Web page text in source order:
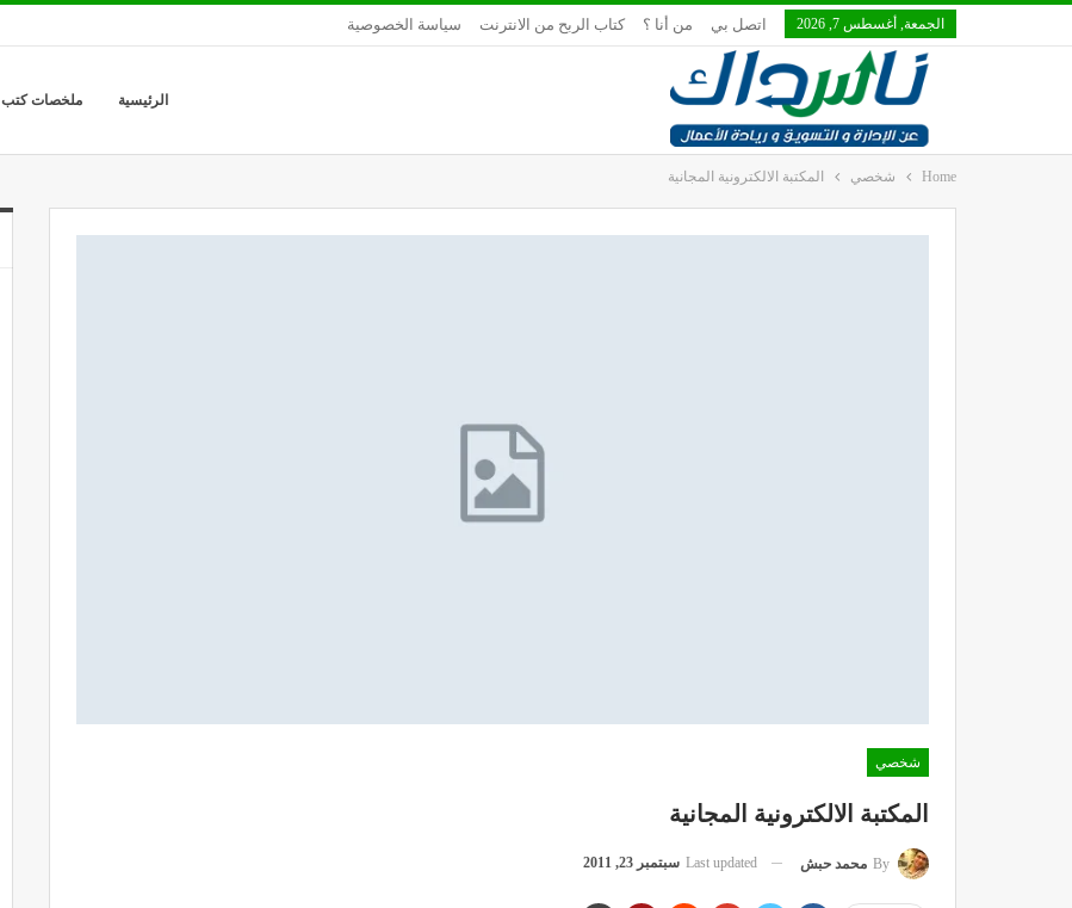
الجمعة, أغسطس 7, 2026 اتصل بي من أنا ؟ كتاب الربح من الانترنت سياسة الخصوصية
الرئيسية ملخصات كتب
Home شخصي المكتبة الالكترونية المجانية
شخصي
المكتبة الالكترونية المجانية
By محمد حبش Last updated سبتمبر 23, 2011